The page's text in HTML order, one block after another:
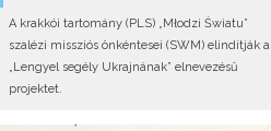
A krakkói tartomány (PLS) „Młodzi Światu”
szalézi missziós önkéntesei (SWM) elindítják a
„Lengyel segély Ukrajnának” elnevezésű
projektet.